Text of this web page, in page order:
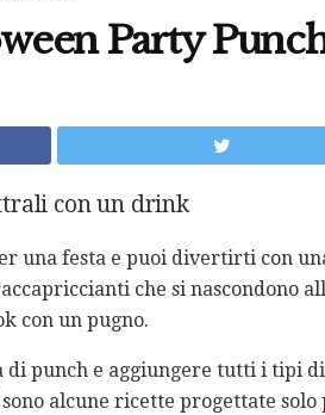
Party
con un drink
una festa e puoi divertirti con
che si nascondono
con un pugno.
punch e aggiungere tutti i tipi
alcune ricette progettate